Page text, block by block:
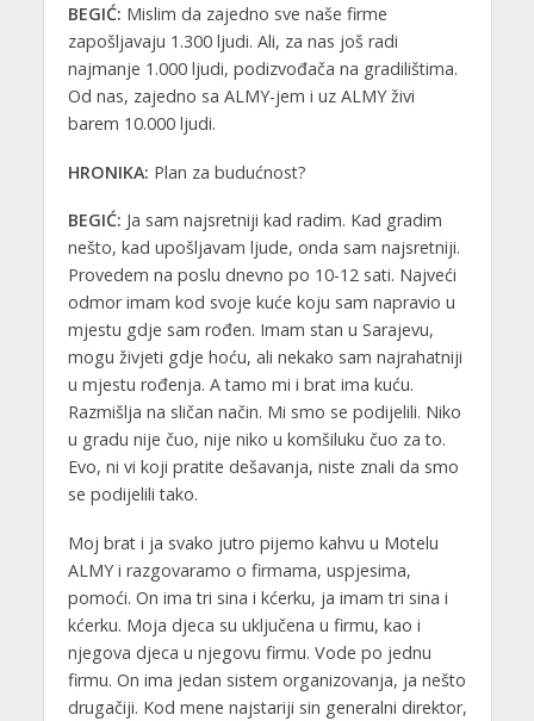
BEGIĆ: Mislim da zajedno sve naše firme
zapošljavaju 1.300 ljudi. Ali, za nas još radi
najmanje 1.000 ljudi, podizvođača na gradilištima.
Od nas, zajedno sa ALMY-jem i uz ALMY živi
barem 10.000 ljudi.
HRONIKA: Plan za budućnost?
BEGIĆ: Ja sam najsretniji kad radim. Kad gradim
nešto, kad upošljavam ljude, onda sam najsretniji.
Provedem na poslu dnevno po 10-12 sati. Najveći
odmor imam kod svoje kuće koju sam napravio u
mjestu gdje sam rođen. Imam stan u Sarajevu,
mogu živjeti gdje hoću, ali nekako sam najrahatniji
u mjestu rođenja. A tamo mi i brat ima kuću.
Razmišlja na sličan način. Mi smo se podijelili. Niko
u gradu nije čuo, nije niko u komšiluku čuo za to.
Evo, ni vi koji pratite dešavanja, niste znali da smo
se podijelili tako.
Moj brat i ja svako jutro pijemo kahvu u Motelu
ALMY i razgovaramo o firmama, uspjesima,
pomoći. On ima tri sina i kćerku, ja imam tri sina i
kćerku. Moja djeca su uključena u firmu, kao i
njegova djeca u njegovu firmu. Vode po jednu
firmu. On ima jedan sistem organizovanja, ja nešto
drugačiji. Kod mene najstariji sin generalni direktor,